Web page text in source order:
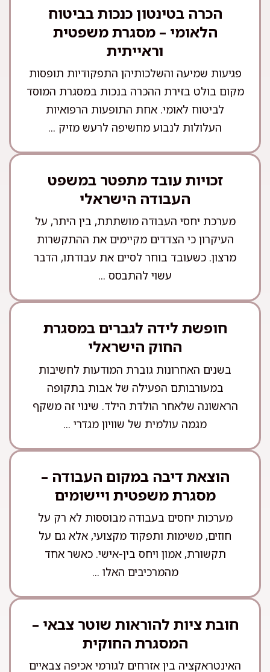
הכרה בטינטון כנכות בביטוח
הלאומי – מסגרת משפטית
וראייתית
פגיעות שמיעה והשלכותיהן התפקודיות תופסות
מקום בולט בזירת ההכרה בנכות במסגרת המוסד
לביטוח לאומי. אחת התופעות הרפואיות
העלולות לנבוע מחשיפה לרעש מזיק ...
זכויות עובד מתפטר במשפט
העבודה הישראלי
מערכת יחסי העבודה מושתתת, בין היתר, על
העיקרון כי הצדדים מקיימים את ההתקשרות
מרצון. כשעובד בוחר לסיים את עבודתו, הדבר
עשוי להתבסס ...
חופשת לידה לגברים במסגרת
החוק הישראלי
בשנים האחרונות גוברת המודעות לחשיבות
במעורבותם הפעילה של אבות בתקופה
הראשונה שלאחר הולדת הילד. שינוי זה משקף
מגמה עולמית של שוויון מגדרי ...
הוצאת דיבה במקום העבודה –
מסגרת משפטית ויישומים
מערכות יחסים בעבודה מבוססות לא רק על
חוזים, משימות ותפקוד מקצועי, אלא גם על
תקשורת, אמון ויחס בין-אישי. כאשר אחד
מהמרכיבים האלו ...
חובת ציות להוראות שוטר צבאי –
המסגרת החוקית
האינטראקציה בין אזרחים לגורמי אכיפה צבאיים